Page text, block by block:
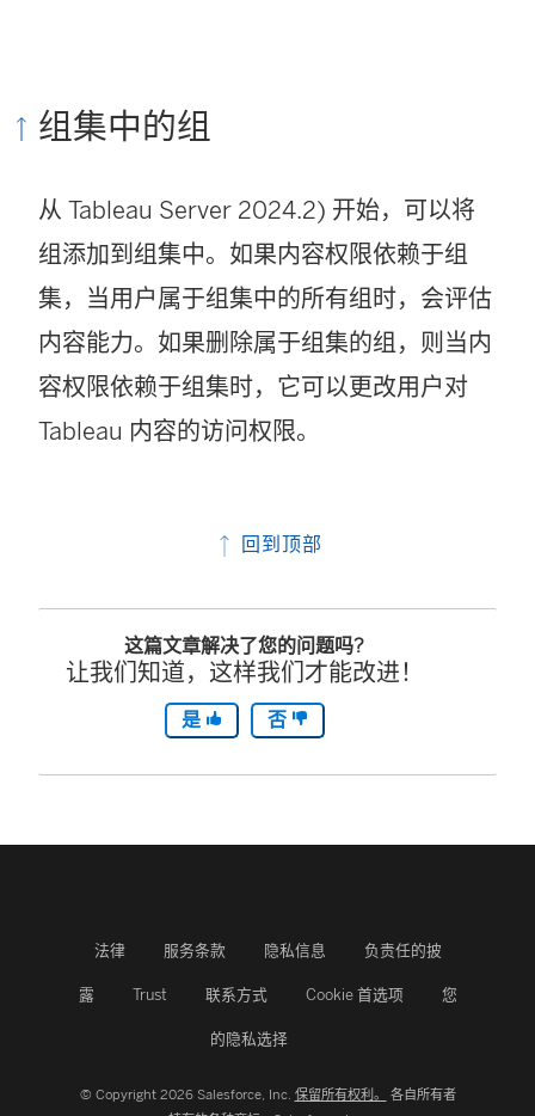
组集中的组
从 Tableau Server 2024.2) 开始，可以将
组添加到组集中。如果内容权限依赖于组
集，当用户属于组集中的所有组时，会评估
内容能力。如果删除属于组集的组，则当内
容权限依赖于组集时，它可以更改用户对
Tableau 内容的访问权限。
回到顶部
这篇文章解决了您的问题吗?
让我们知道，这样我们才能改进！
是 否
法律 服务条款 隐私信息 负责任的披
露 Trust 联系方式 Cookie 首选项 您
的隐私选择
© Copyright 2026 Salesforce, Inc. 保留所有权利。
各自所有者